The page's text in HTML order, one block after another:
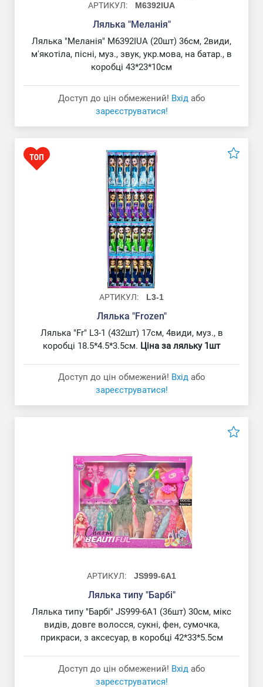
АРТИКУЛ: M6392IUA
Лялька "Меланія"
Лялька "Меланія" M6392IUA (20шт) 36см, 2види,
м'якотіла, пісні, муз., звук, укр.мова, на батар., в
коробці 43*23*10см
Доступ до цін обмежений! Вхід або
зареєструватися!
АРТИКУЛ: L3-1
Лялька "Frozen"
Лялька "Fr" L3-1 (432шт) 17см, 4види, муз., в
коробці 18.5*4.5*3.5см. Ціна за ляльку 1шт
Доступ до цін обмежений! Вхід або
зареєструватися!
АРТИКУЛ: JS999-6A1
Лялька типу "Барбі"
Лялька типу "Барбі" JS999-6A1 (36шт) 30см, мікс
видів, довге волосся, сукні, фен, сумочка,
прикраси, з аксесуар, в коробці 42*33*5.5см
Доступ до цін обмежений! Вхід або
зареєструватися!